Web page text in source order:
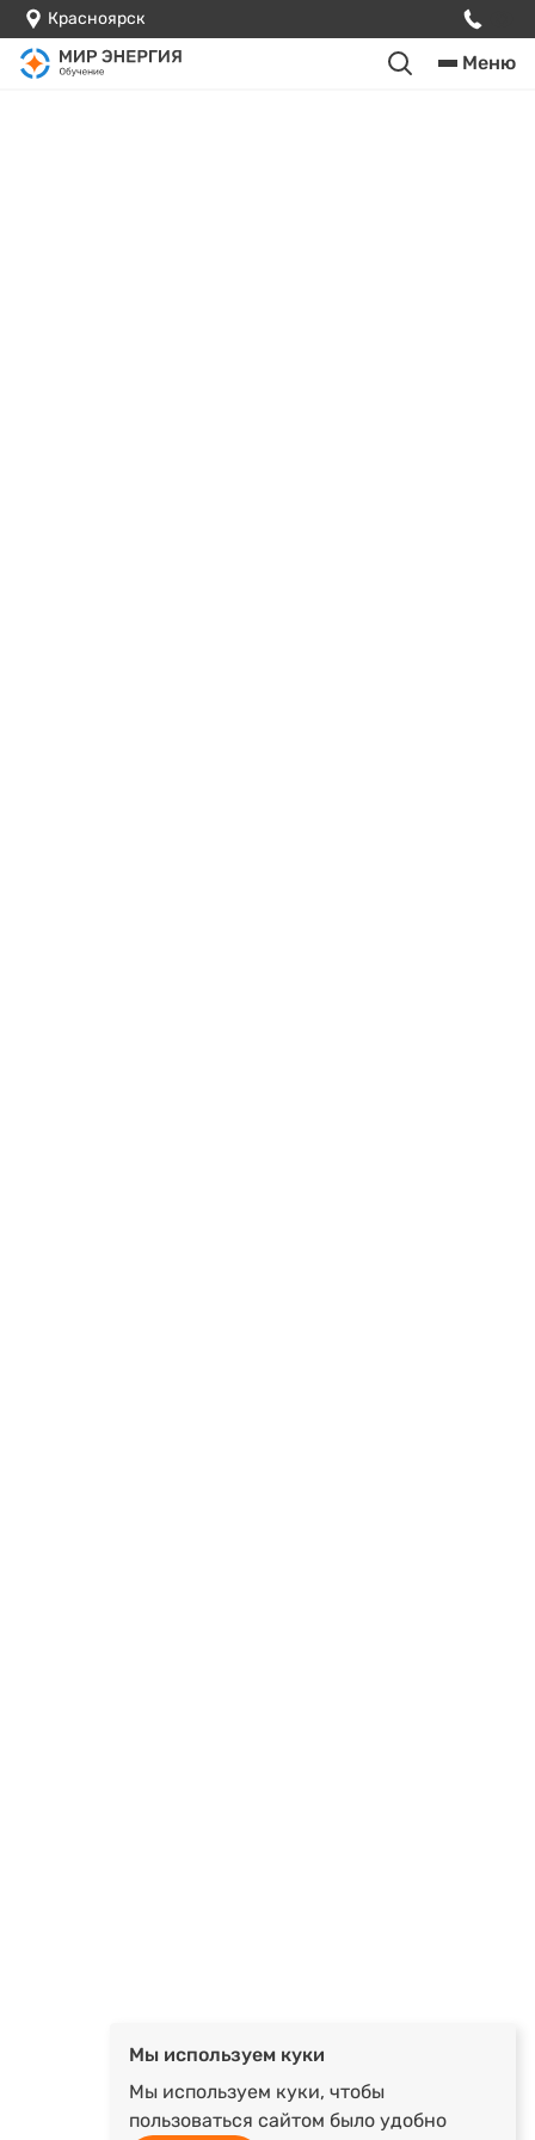
Красноярск
Меню
Мы используем куки
Мы используем куки, чтобы
пользоваться сайтом было удобно